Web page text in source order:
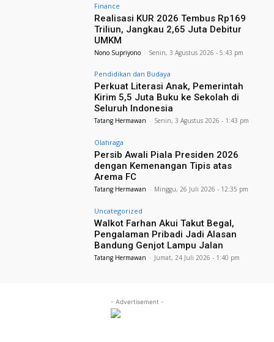
Finance
Realisasi KUR 2026 Tembus Rp169
Triliun, Jangkau 2,65 Juta Debitur
UMKM
Nono Supriyono - Senin, 3 Agustus 2026 - 5:43 pm
Pendidikan dan Budaya
Perkuat Literasi Anak, Pemerintah
Kirim 5,5 Juta Buku ke Sekolah di
Seluruh Indonesia
Tatang Hermawan - Senin, 3 Agustus 2026 - 1:43 pm
Olahraga
Persib Awali Piala Presiden 2026
dengan Kemenangan Tipis atas
Arema FC
Tatang Hermawan - Minggu, 26 Juli 2026 - 12:35 pm
Uncategorized
Walkot Farhan Akui Takut Begal,
Pengalaman Pribadi Jadi Alasan
Bandung Genjot Lampu Jalan
Tatang Hermawan - Jumat, 24 Juli 2026 - 1:40 pm
- Advertisement -